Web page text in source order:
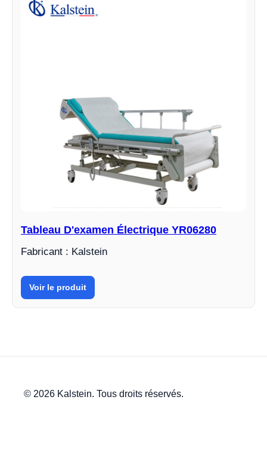
Tableau D'examen Électrique YR06280
Fabricant : Kalstein
Voir le produit
© 2026 Kalstein. Tous droits réservés.